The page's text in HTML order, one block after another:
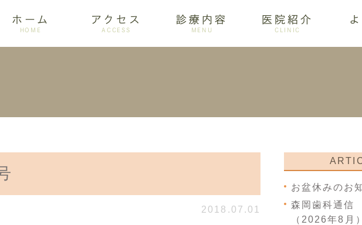
ホーム
HOME
アクセス
ACCESS
診療内容
MENU
訪問歯科 歯周病 ホワイトニング 審美歯科
医院紹介
CLINIC
設備紹介 アクセス
グ
2018.07.01
お盆休みのお
森岡歯科通
（2026年8月）